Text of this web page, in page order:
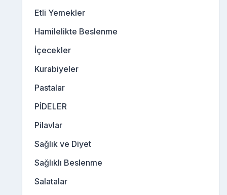
Etli Yemekler
Hamilelikte Beslenme
İçecekler
Kurabiyeler
Pastalar
PİDELER
Pilavlar
Sağlık ve Diyet
Sağlıklı Beslenme
Salatalar